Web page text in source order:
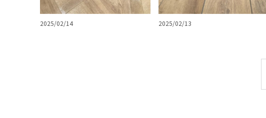
2025/02/14 2025/02/13